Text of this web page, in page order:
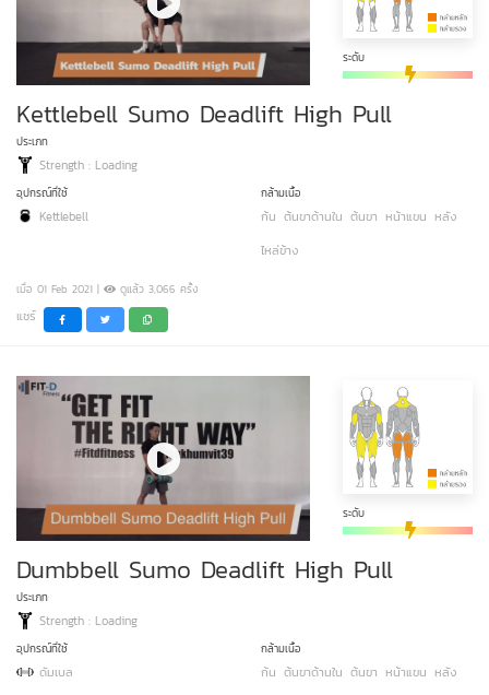
ระดับ
Kettlebell Sumo Deadlift High Pull
ประเภท
Strength : Loading
อุปกรณ์ที่ใช้
Kettlebell
กล้ามเนื้อ
ก้น ต้นขาด้านใน ต้นขา หน้าแขน หลัง
ไหล่ข้าง
เมื่อ 01 Feb 2021 | ดูแล้ว 3,066 ครั้ง
แชร์
ระดับ
Dumbbell Sumo Deadlift High Pull
ประเภท
Strength : Loading
อุปกรณ์ที่ใช้
ดัมเบล
กล้ามเนื้อ
ก้น ต้นขาด้านใน ต้นขา หน้าแขน หลัง